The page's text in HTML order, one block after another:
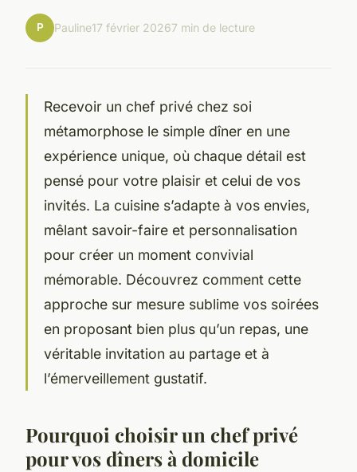
P Pauline17 février 20267 min de lecture
Recevoir un chef privé chez soi
métamorphose le simple dîner en une
expérience unique, où chaque détail est
pensé pour votre plaisir et celui de vos
invités. La cuisine s’adapte à vos envies,
mêlant savoir-faire et personnalisation
pour créer un moment convivial
mémorable. Découvrez comment cette
approche sur mesure sublime vos soirées
en proposant bien plus qu’un repas, une
véritable invitation au partage et à
l’émerveillement gustatif.
Pourquoi choisir un chef privé
pour vos dîners à domicile